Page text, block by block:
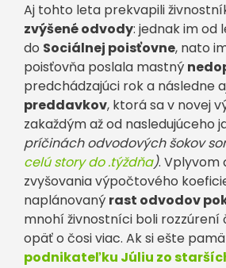
Aj tohto leta prekvapili
zvýšené odvody: jednak im od
do Sociálnej poisťovne, nato
poisťovňa poslala mastný
predchádzajúci rok a následne
preddavkov, ktorá sa v novej
zakaždým až od nasledujúceho
príčinách odvodových šokov
celú story do .týždňa). Vplyvom
zvyšovania výpočtového
naplánovaný rast odvodov
mnohí živnostníci boli rozzúrení
opäť o čosi viac. Ak si ešte
podnikateľku Júliu zo